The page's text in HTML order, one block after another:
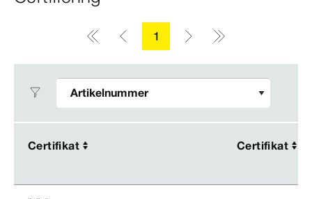
1
Certifikat Certifikat
Certifikat Certifikat